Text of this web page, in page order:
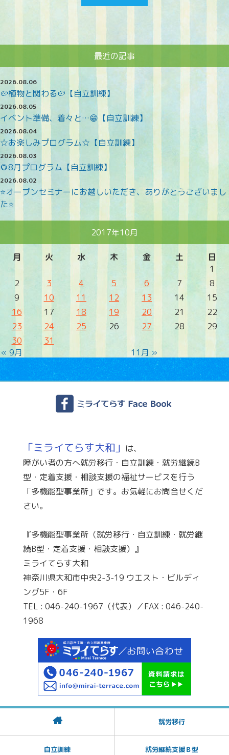
最近の記事
2026.08.06
🥔植物と関わる🥔【自立訓練】
2026.08.05
イベント準備、着々と…😁【自立訓練】
2026.08.04
☆お楽しみプログラム☆【自立訓練】
2026.08.03
🌻8月プログラム【自立訓練】
2026.08.02
⭐オープンセミナーにお越しいただき、ありがとうございまし
た⭐
2017年10月
月 火 水 木 金 土 日
« 9月 11月 »
1
2
3 4 5 6 7
8
9
10 11 12 13 14
15
16
17 18 19 20 21
22
23
24 25 26 27 28
29
30
31
「ミライてらす大和」 は、
障がい者の方へ就労移行・自立訓練・就労継続B
型・定着支援・相談支援の福祉サービスを行う
「多機能型事業所」です。お気軽にお問合せくだ
さい。
『多機能型事業所（就労移行・自立訓練・就労継
続B型・定着支援・相談支援）』
ミライてらす大和
神奈川県大和市中央2-3-19 ウエスト・ビルディ
ング5F・6F
TEL : 046-240-1967（代表）／FAX : 046-240-
1968
就労移行
自立訓練 就労継続支援Ｂ型